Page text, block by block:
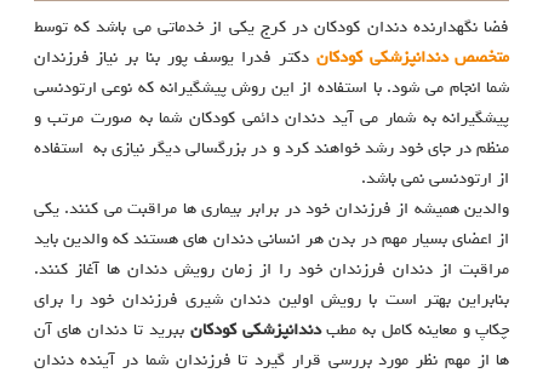
فضا نگهدارنده دندان کودکان در کرج یکی از خدماتی می باشد که توسط
متخصص دندانپزشکی کودکان دکتر فدرا یوسف پور بنا بر نیاز فرزندان
شما انجام می شود. با استفاده از این روش پیشگیرانه که نوعی ارتودنسی
پیشگیرانه به شمار می آید دندان دائمی کودکان شما به صورت مرتب و
منظم در جای خود رشد خواهند کرد و در بزرگسالی دیگر نیازی به استفاده
از ارتودنسی نمی باشد.
والدین همیشه از فرزندان خود در برابر بیماری ها مراقبت می کنند. یکی
از اعضای بسیار مهم در بدن هر انسانی دندان های هستند که والدین باید
مراقبت از دندان فرزندان خود را از زمان رویش دندان ها آغاز کنند.
بنابراین بهتر است با رویش اولین دندان شیری فرزندان خود را برای
چکاپ و معاینه کامل به مطبدندانپزشکی کودکان ببرید تا دندان های آن
ها از مهم نظر مورد بررسی قرار گیرد تا فرزندان شما در آینده دندان